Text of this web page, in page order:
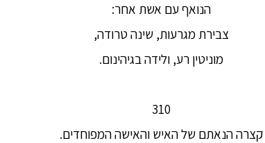
הנואף עם אשת אחר:
צבירת מגרעות, שינה טרודה,
מוניטין רע, ולידה בגיהינום.
310
קצרה הנאתם של האיש והאישה המפוחדים.